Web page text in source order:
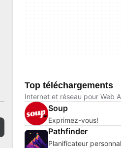
Top téléchargements
Internet et réseau pour Web
Soup
Exprimez-vous!
Pathfinder
Planificateur